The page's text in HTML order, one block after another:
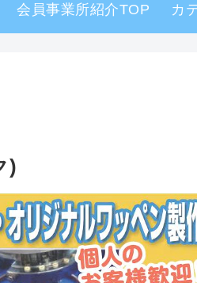
会員事業所紹介TOP カ
)